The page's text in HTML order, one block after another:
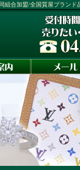
組合加盟/全国質屋ブランド